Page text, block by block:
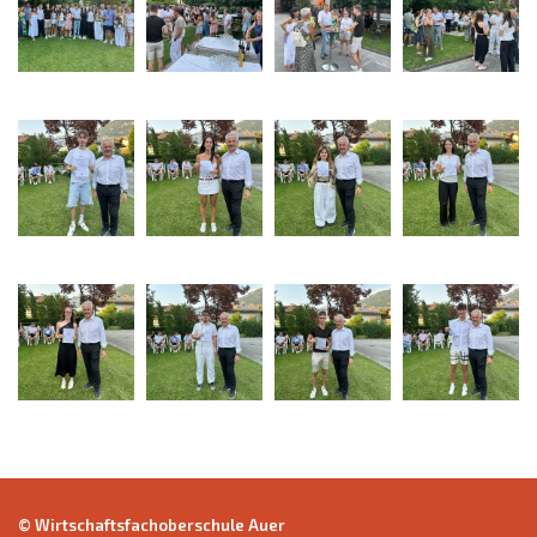
© Wirtschaftsfachoberschule Auer